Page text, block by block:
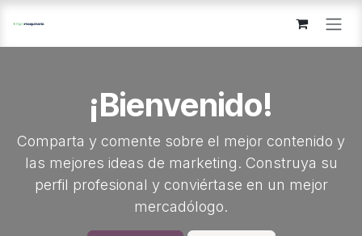
¡Bienvenido!
Comparta y comente sobre el mejor contenido y
las mejores ideas de marketing. Construya su
perfil profesional y conviértase en un mejor
mercadólogo.